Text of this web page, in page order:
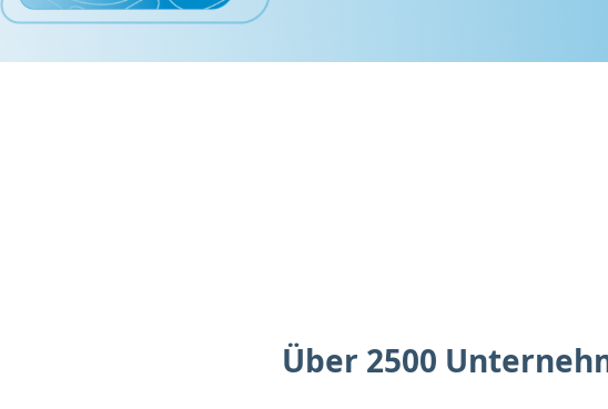
Über 2500